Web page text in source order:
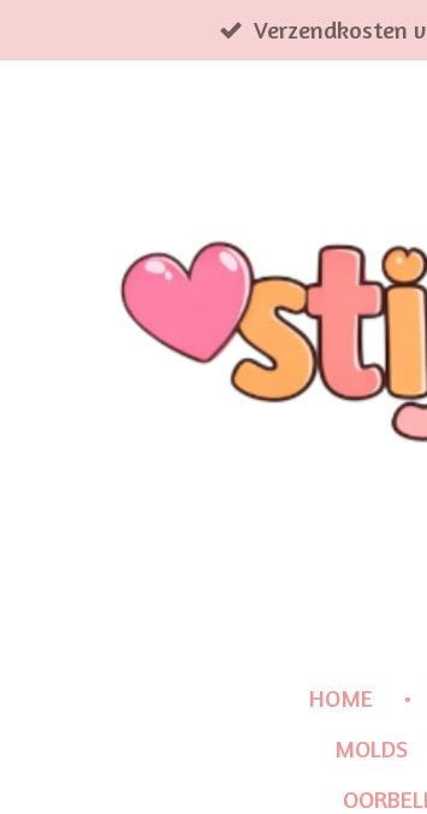
direct
Verzendkosten
HOME
MOLDS